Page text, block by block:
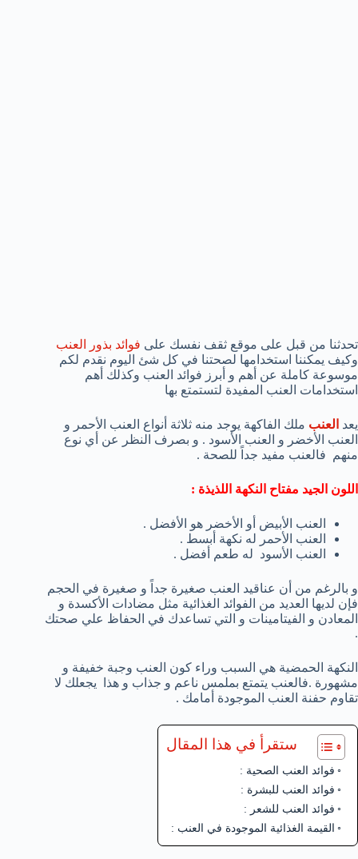
تحدثنا من قبل على موقع ثقف نفسك على فوائد بذور العنب
وكيف يمكننا استخدامها لصحتنا في كل شئ اليوم نقدم لكم
موسوعة كاملة عن أهم و أبرز فوائد العنب وكذلك أهم
استخدامات العنب المفيدة لتستمتع بها
يعد العنب ملك الفاكهة يوجد منه ثلاثة أنواع العنب الأحمر و
العنب الأخضر و العنب الأسود . و بصرف النظر عن أي نوع
منهم فالعنب مفيد جداً للصحة .
اللون الجيد مفتاح النكهة اللذيذة :
العنب الأبيض أو الأخضر هو الأفضل .
العنب الأحمر له نكهة أبسط .
العنب الأسود له طعم أفضل .
و بالرغم من أن عناقيد العنب صغيرة جداً و صغيرة في الحجم
فإن لديها العديد من الفوائد الغذائية مثل مضادات الأكسدة و
المعادن و الفيتامينات و التي تساعدك في الحفاظ علي صحتك
.
النكهة الحمضية هي السبب وراء كون العنب وجبة خفيفة و
مشهورة .فالعنب يتمتع بملمس ناعم و جذاب و هذا يجعلك لا
تقاوم حفنة العنب الموجودة أمامك .
ستقرأ في هذا المقال
فوائد العنب الصحية :
فوائد العنب للبشرة :
فوائد العنب للشعر :
القيمة الغذائية الموجودة في العنب :